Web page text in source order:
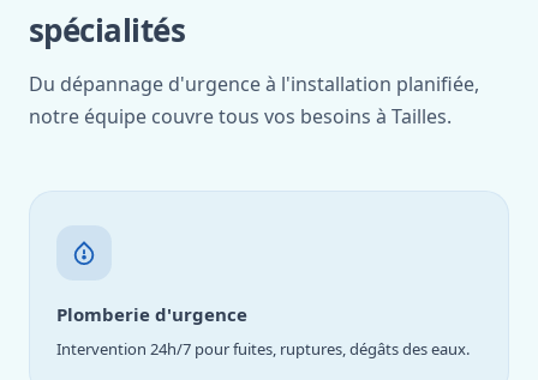
spécialités
Du dépannage d'urgence à l'installation planifiée,
notre équipe couvre tous vos besoins à Tailles.
Plomberie d'urgence
Intervention 24h/7 pour fuites, ruptures, dégâts des eaux.